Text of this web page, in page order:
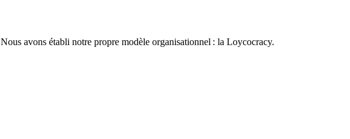
Nous avons établi notre propre modèle organisationnel : la Loycocracy.